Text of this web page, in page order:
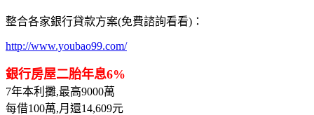
整合各家銀行貸款方案(免費諮詢看看)：
http://www.youbao99.com/
銀行房屋二胎年息6%
7年本利攤,最高9000萬
每借100萬,月還14,609元